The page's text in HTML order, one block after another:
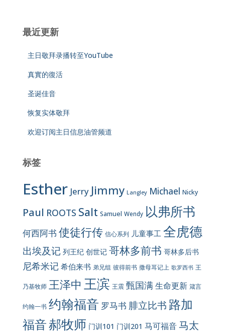
最近更新
主日敬拜录播转至YouTube
真實的復活
圣诞佳音
恢复实体敬拜
欢迎订阅主日信息油管频道
标签
Esther Jerry Jimmy Langley Michael Nicky
Paul ROOTS Salt Samuel Wendy 以弗所书
何西阿书 使徒行传 信心系列 儿童事工 全虎德
出埃及记 列王纪 创世记 哥林多前书 哥林多后书
尼希米记 希伯来书 弟兄组 彼得前书 撒母耳记上 歌罗西书 王
乃基牧师 王泽中 王滨 王震 甄国满生命更新 箴言
约翰一书 约翰福音 罗马书 腓立比书 路加
福音郝牧师 门训101 门训201 马可福音马太